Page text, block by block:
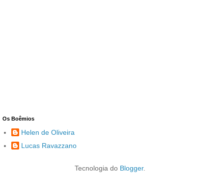
Os Boêmios
Helen de Oliveira
Lucas Ravazzano
Tecnologia do Blogger.